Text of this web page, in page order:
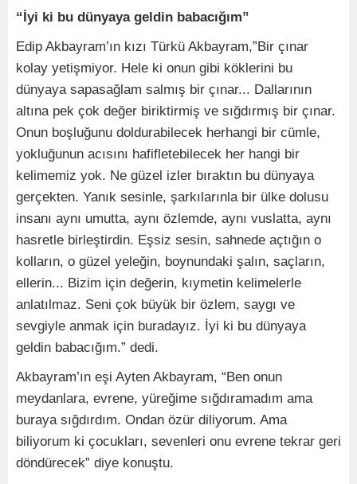
“İyi ki bu dünyaya geldin babacığım”
Edip Akbayram’ın kızı Türkü Akbayram,”Bir çınar
kolay yetişmiyor. Hele ki onun gibi köklerini bu
dünyaya sapasağlam salmış bir çınar... Dallarının
altına pek çok değer biriktirmiş ve sığdırmış bir çınar.
Onun boşluğunu doldurabilecek herhangi bir cümle,
yokluğunun acısını hafifletebilecek her hangi bir
kelimemiz yok. Ne güzel izler bıraktın bu dünyaya
gerçekten. Yanık sesinle, şarkılarınla bir ülke dolusu
insanı aynı umutta, aynı özlemde, aynı vuslatta, aynı
hasretle birleştirdin. Eşsiz sesin, sahnede açtığın o
kolların, o güzel yeleğin, boynundaki şalın, saçların,
ellerin... Bizim için değerin, kıymetin kelimelerle
anlatılmaz. Seni çok büyük bir özlem, saygı ve
sevgiyle anmak için buradayız. İyi ki bu dünyaya
geldin babacığım.” dedi.
Akbayram’ın eşi Ayten Akbayram, “Ben onun
meydanlara, evrene, yüreğime sığdıramadım ama
buraya sığdırdım. Ondan özür diliyorum. Ama
biliyorum ki çocukları, sevenleri onu evrene tekrar geri
döndürecek” diye konuştu.